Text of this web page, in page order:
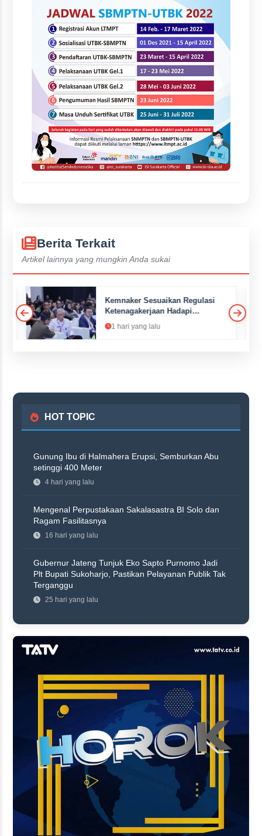
Berita Terkait
Artikel lainnya yang mungkin Anda sukai
Kemnaker Sesuaikan Regulasi
Ketenagakerjaan Hadapi
Dinamika Dunia Kerja
1 hari yang lalu
HOT TOPIC
Gunung Ibu di Halmahera Erupsi, Semburkan Abu
setinggi 400 Meter
4 hari yang lalu
Mengenal Perpustakaan Sakalasastra BI Solo dan
Ragam Fasilitasnya
16 hari yang lalu
Gubernur Jateng Tunjuk Eko Sapto Purnomo Jadi
Plt Bupati Sukoharjo, Pastikan Pelayanan Publik Tak
Terganggu
25 hari yang lalu